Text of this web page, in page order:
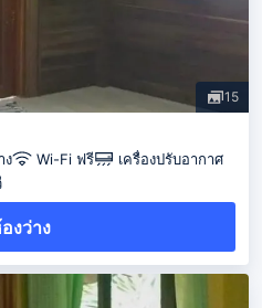
15
ง Wi-Fi ฟรี
เครื่องปรับอากาศ
งว่าง